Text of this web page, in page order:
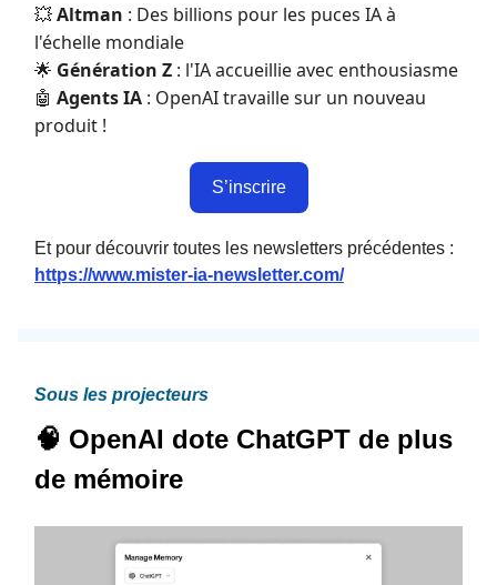
💥 Altman : Des billions pour les puces IA à
l'échelle mondiale
🌟 Génération Z : l'IA accueillie avec enthousiasme
🤖 Agents IA : OpenAI travaille sur un nouveau
produit !
S’inscrire
Et pour découvrir toutes les newsletters précédentes :
https://www.mister-ia-newsletter.com/
Sous les projecteurs
🧠 OpenAI dote ChatGPT de plus
de mémoire